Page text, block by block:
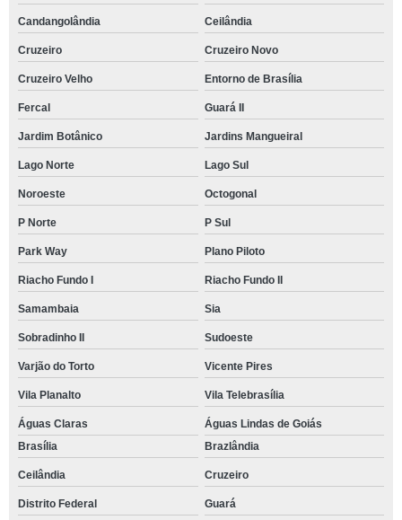
Candangolândia Ceilândia
Cruzeiro Cruzeiro Novo
Cruzeiro Velho Entorno de Brasília
Fercal Guará II
Jardim Botânico Jardins Mangueiral
Lago Norte Lago Sul
Noroeste Octogonal
P Norte P Sul
Park Way Plano Piloto
Riacho Fundo I Riacho Fundo II
Samambaia Sia
Sobradinho II Sudoeste
Varjão do Torto Vicente Pires
Vila Planalto Vila Telebrasília
Águas Claras
Águas Lindas de Goiás
Brasília
Brazlândia
Ceilândia Cruzeiro
Distrito Federal Guará